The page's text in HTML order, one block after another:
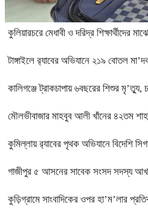
কুলিয়ারচরে মেধাবী ও দরিদ্র শিক্ষার্থীদের
টাঙ্গাইলে র‍্যাবের অভিযানে ২১৯ বোতল
কালিগঞ্জে ট্রাকচাপায় ৬বছরের শিশুর
মৌলভীবাজার মাহবুব আলী খাঁনের ৪২তম
কুমিল্লায় র‍্যাবের পৃথক অভিযানে বিদেশি
গাজীপুর ৫ আসনের সাবেক সংসদ সদস্য
কুড়িগ্রামে সাংবাদিকের ওপর হা’ম’লার